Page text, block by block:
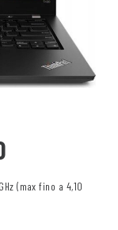
(max fino a 4,10